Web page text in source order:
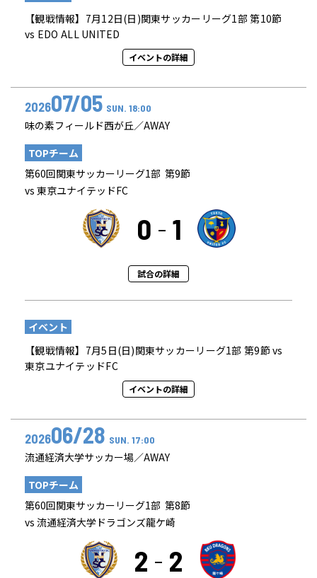
【観戦情報】7月12日(日)関東サッカーリーグ1部 第10節
vs EDO ALL UNITED
イベントの詳細
202607/05 SUN. 18:00
味の素フィールド西が丘／AWAY
TOPチーム
第60回関東サッカーリーグ1部 第9節
vs 東京ユナイテッドFC
0 1
試合の詳細
イベント
【観戦情報】7月5日(日)関東サッカーリーグ1部 第9節 vs
東京ユナイテッドFC
イベントの詳細
202606/28 SUN. 17:00
流通経済大学サッカー場／AWAY
TOPチーム
第60回関東サッカーリーグ1部 第8節
vs 流通経済大学ドラゴンズ龍ケ崎
2 2